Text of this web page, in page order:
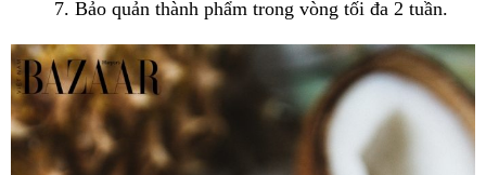
7. Bảo quản thành phẩm trong vòng tối đa 2 tuần.